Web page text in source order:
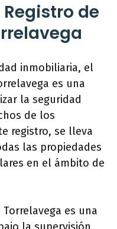
de
inmobiliaria, el
es una
la seguridad
de los
registro, se lleva
las propiedades
en el ámbito de
es una